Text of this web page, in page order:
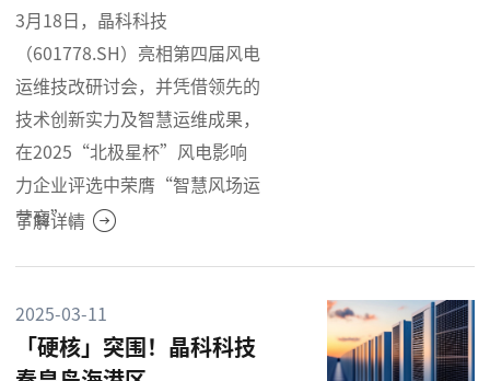
3月18日，晶科科技
（601778.SH）亮相第四届风电
运维技改研讨会，并凭借领先的
技术创新实力及智慧运维成果，
在2025“北极星杯”风电影响
力企业评选中荣膺“智慧风场运
营商”。
了解详情
2025-03-11
「硬核」突围！晶科科技